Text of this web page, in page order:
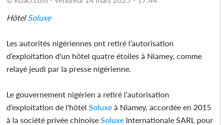
HôtelSoluxe
Les autorités nigériennes ont retiré l’autorisation
d’exploitation d'un hôtel quatre étoiles à Niamey, comme
relayé jeudi par la presse nigérienne.
Le gouvernement nigérien a retiré l’autorisation
d’exploitation de l'hôtel Soluxe à Niamey, accordée en 2015
à la société privée chinoise Soluxe Internationale SARL pour